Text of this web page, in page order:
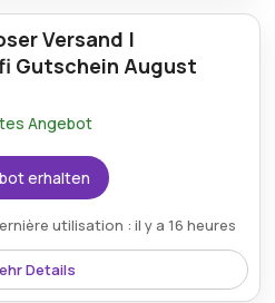
Rabatten bei
Versand |
Gutschein August
Angebot
erhalten
utilisation : il y a 16 heures
Details